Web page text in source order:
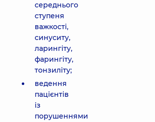
середнього
ступеня
важкості,
синуситу,
ларингіту,
фарингіту,
тонзиліту;
ведення
пацієнтів
із
порушеннями